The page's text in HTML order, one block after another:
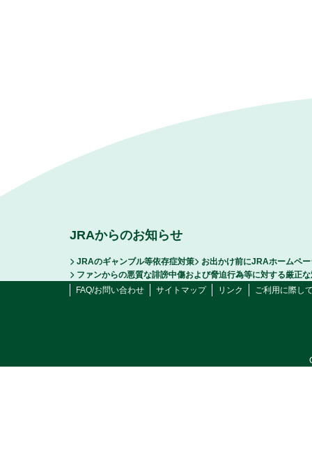
JRAからのお知らせ
JRAのギャンブル等依存症対策
お出かけ前にJRAホームペ
ファンからの悪質な誹謗中傷および脅迫行為等に対する厳正
FAQ/お問い合わせ
サイトマップ リンク ご利用に際し